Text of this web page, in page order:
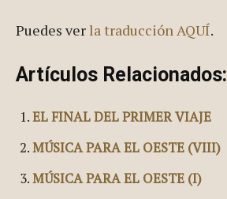
Puedes ver la traducción AQUÍ.
Artículos Relacionados:
EL FINAL DEL PRIMER VIAJE
MÚSICA PARA EL OESTE (VIII)
MÚSICA PARA EL OESTE (I)